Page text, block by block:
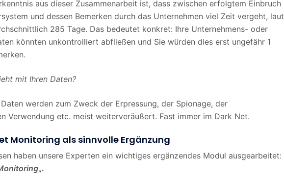
aus dieser Zusammenarbeit ist, dass zwischen erfolgtem Einbruch
und dessen Bemerken durch das Unternehmen viel Zeit vergeht, laut
285 Tage. Das bedeutet konkret: Ihre Unternehmens- oder
könnten unkontrolliert abfließen und Sie würden dies erst ungefähr 1
mit Ihren Daten?
werden zum Zweck der Erpressung, der Spionage, der
Verwendung etc. meist weiterveräußert. Fast immer im Dark Net.
Monitoring als sinnvolle Ergänzung
haben unsere Experten ein wichtiges ergänzendes Modul ausgearbeitet:
„.